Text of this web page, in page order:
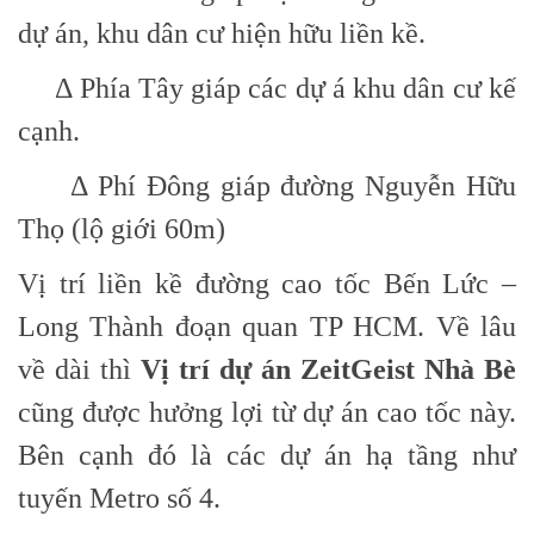
dự án, khu dân cư hiện hữu liền kề.
Δ Phía Tây giáp các dự á khu dân cư kế
cạnh.
Δ Phí Đông giáp đường Nguyễn Hữu
Thọ (lộ giới 60m)
Vị trí liền kề đường cao tốc Bến Lức –
Long Thành đoạn quan TP HCM. Về lâu
về dài thì Vị trí dự án ZeitGeist Nhà Bè
cũng được hưởng lợi từ dự án cao tốc này.
Bên cạnh đó là các dự án hạ tầng như
tuyến Metro số 4.